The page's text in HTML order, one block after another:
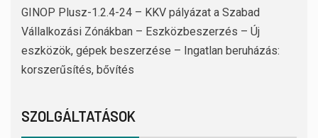
GINOP Plusz-1.2.4-24 – KKV pályázat a Szabad
Vállalkozási Zónákban – Eszközbeszerzés – Új
eszközök, gépek beszerzése – Ingatlan beruházás:
korszerűsítés, bővítés
SZOLGÁLTATÁSOK